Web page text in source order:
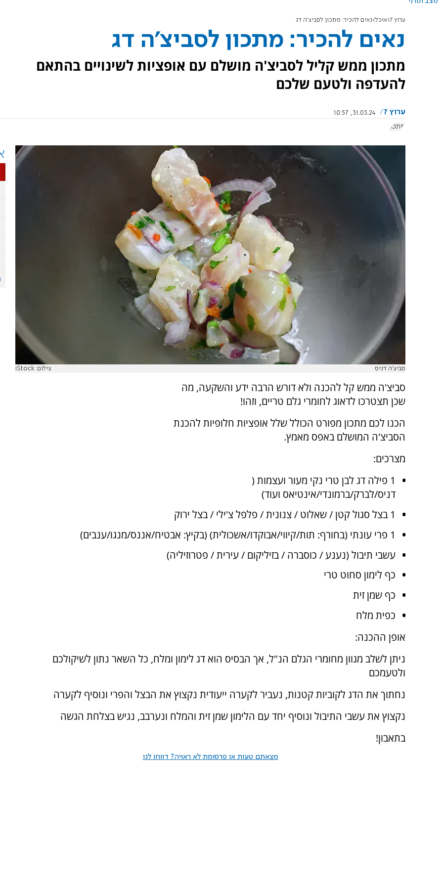
ערוץ 7 אוכל נאים להכיר: מתכון לסביצ'ה דג
נאים להכיר: מתכון לסביצ'ה דג
מתכון ממש קליל לסביצ'ה מושלם עם אופציות לשינויים בהתאם
להעדפה ולטעם שלכם
ערוץ 7
31.03.24, 10:57
מתכון
דג
סביצ'ה דניס צילום: iStock
סביצ'ה ממש קל להכנה ולא דורש הרבה ידע והשקעה, מה
שכן תצטרכו לדאוג לחומרי גלם טריים, וזהו!
הכנו לכם מתכון מפורט הכולל שלל אופציות חלופיות להכנת
הסביצ'ה המושלם באפס מאמץ.
מצרכים:
1 פילה דג לבן טרי נקי מעור ועצמות (
דניס/לברק/ברמונדי/אינטיאס ועוד)
1 בצל סגול קטן / שאלוט / צנונית / פלפל צ'ילי / בצל ירוק
1 פרי עונתי (בחורף: תות/קיווי/אבוקדו/אשכולית) (בקיץ: אבטיח/אננס/מנגו/ענבים)
עשבי תיבול (נענע / כוסברה / בזיליקום / עירית / פטרוזיליה)
כף לימון סחוט טרי
כף שמן זית
כפית מלח
אופן ההכנה:
ניתן לשלב מגוון מחומרי הגלם הנ"ל, אך הבסיס הוא דג לימון ומלח, כל השאר נתון לשיקולכם
ולטעמכם
נחתוך את הדג לקוביות קטנות, נעביר לקערה ייעודית נקצוץ את הבצל והפרי ונוסיף לקערה
נקצוץ את עשבי התיבול ונוסיף יחד עם הלימון שמן זית והמלח ונערבב, נגיש בצלחת הגשה
בתאבון!
מצאתם טעות או פרסומת לא ראויה? דווחו לנו